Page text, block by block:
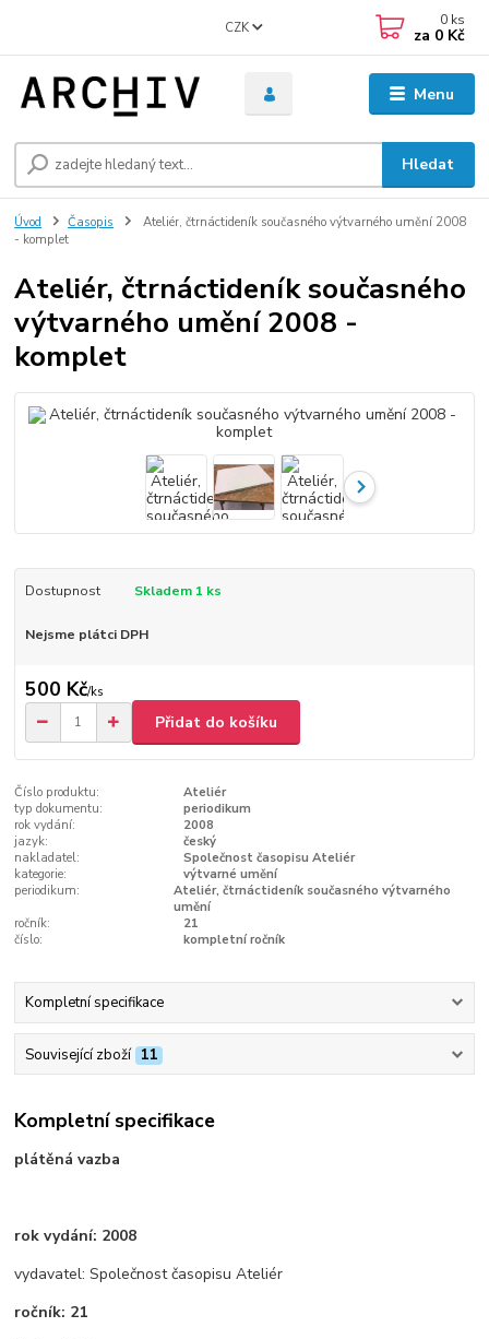
Menu
CZK
Hledat
0 ks
za 0 Kč
Úvod Časopis
Ateliér, čtrnáctideník současného výtvarného umění 2008
- komplet
Ateliér, čtrnáctideník současného
výtvarného umění 2008 -
komplet
Dostupnost Skladem 1 ks
Nejsme plátci DPH
500 Kč/ks
Přidat do košíku
Číslo produktu:
Ateliér
typ dokumentu:
periodikum
rok vydání:
2008
jazyk:
český
nakladatel:
Společnost časopisu Ateliér
kategorie:
výtvarné umění
periodikum:
Ateliér, čtrnáctideník současného výtvarného
umění
ročník:
21
číslo:
kompletní ročník
Kompletní specifikace
Související zboží 11
Kompletní specifikace
plátěná vazba
rok vydání: 2008
vydavatel: Společnost časopisu Ateliér
ročník: 21